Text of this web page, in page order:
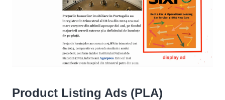
Product Listing Ads (PLA)